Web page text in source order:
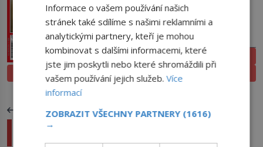
PROLISTOVAT
PŘEDPLATNÉ
ELEKTRONICKÉ
TIŠTĚNÉ
PŘEDCHOZÍ ČLÁNEK
Nevyřešená vražda otce rodiny: Policie stále
Informace o vašem používání našich
stránek také sdílíme s našimi reklamními a
analytickými partnery, kteří je mohou
kombinovat s dalšími informacemi, které
jste jim poskytli nebo které shromáždili při
vašem používání jejich služeb.Více
informací
ZOBRAZIT VŠECHNY PARTNERY (1616)
→